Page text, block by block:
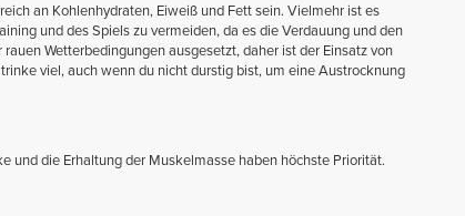
an Kohlenhydraten, Eiweiß und Fett sein. Vielmehr ist es
und des Spiels zu vermeiden, da es die Verdauung und den
Wetterbedingungen ausgesetzt, daher ist der Einsatz von
viel, auch wenn du nicht durstig bist, um eine Austrocknung
und die Erhaltung der Muskelmasse haben höchste Priorität.